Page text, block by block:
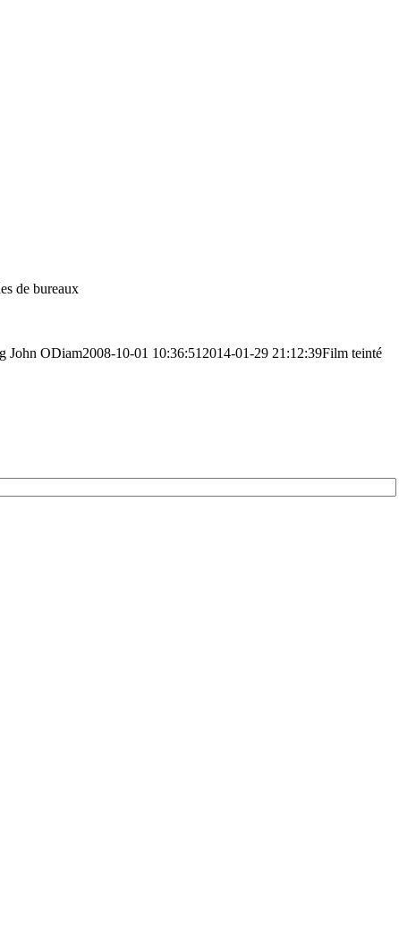
de bureaux
John ODiam2008-10-01 10:36:51 2014-01-29 21:12:39Film teinté